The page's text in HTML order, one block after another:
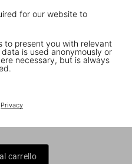
for our website to
to present you with relevant
is used anonymously or
necessary, but is always
Privacy
18
du Pont Neuf
carrello